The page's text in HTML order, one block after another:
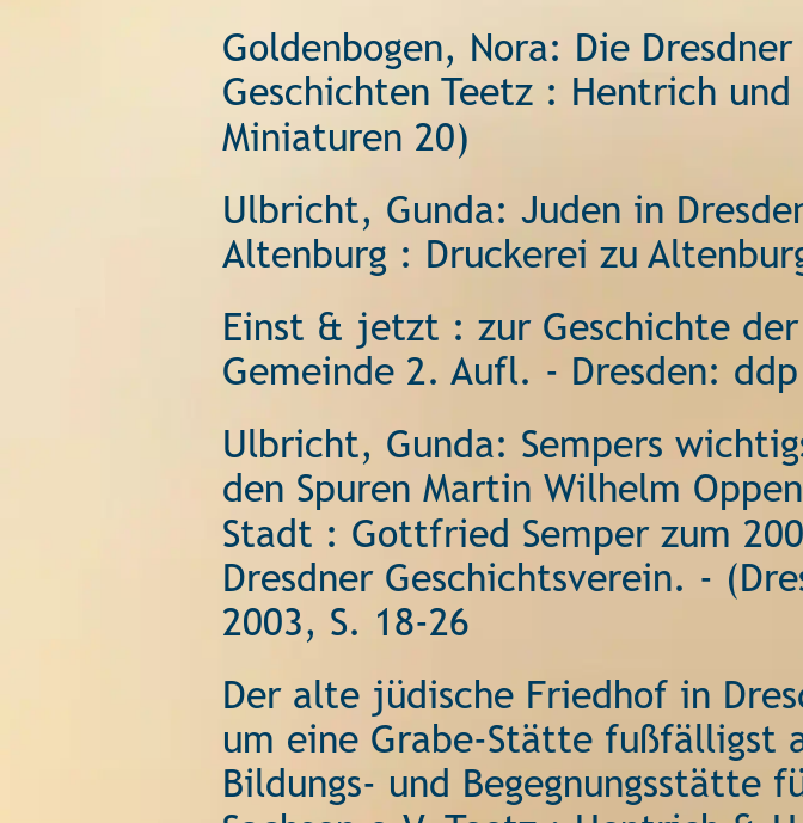
Goldenbogen, Nora: Die
Geschichten Teetz : Hentrich
Miniaturen 20)
Ulbricht, Gunda: Juden in
Altenburg : Druckerei zu
Einst & jetzt : zur Geschichte
Gemeinde 2. Aufl. - Dresden:
Ulbricht, Gunda: Sempers
den Spuren Martin Wilhelm
Stadt : Gottfried Semper zum
Dresdner Geschichtsverein. -
2003, S. 18-26
Der alte jüdische Friedhof in
um eine Grabe-Stätte fußfälligst
Bildungs- und Begegnungsstätte